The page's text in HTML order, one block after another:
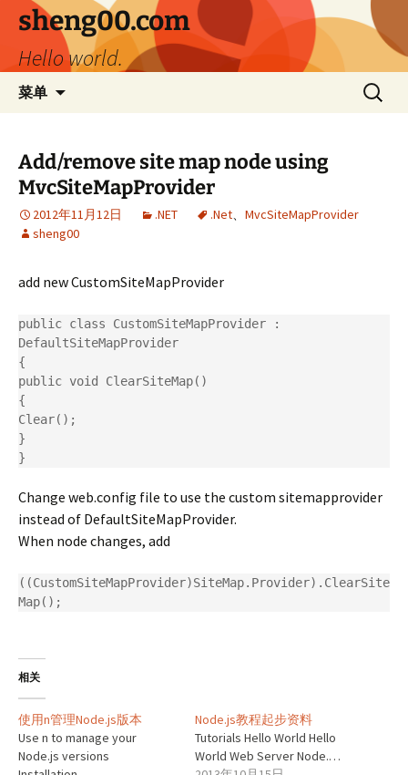
文
sheng00.com
Hello world.
菜单
搜
索：
Add/remove site map node using
MvcSiteMapProvider
2012年11月12日 .NET .Net、 MvcSiteMapProvider
sheng00
add new CustomSiteMapProvider
public class CustomSiteMapProvider :
DefaultSiteMapProvider
{
public void ClearSiteMap()
{
Clear();
}
Change web.config file to use the custom sitemapprovider
instead of DefaultSiteMapProvider.
When node changes, add
((CustomSiteMapProvider)SiteMap.Provider).ClearSite
Map();
相关
使用n管理Node.js版本
Use n to manage your
Node.js versions
Node.js教程起步资料
Tutorials Hello World Hello
World Web Server Node.…